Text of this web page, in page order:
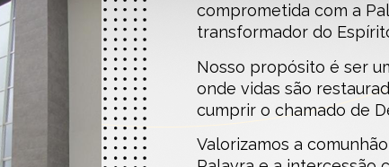
comprometida com a
transformador do
Nosso propósito é ser
onde vidas são
cumprir o chamado de
Valorizamos a